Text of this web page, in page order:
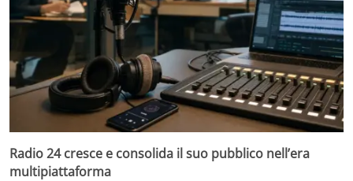
Radio 24 cresce e consolida il suo pubblico nell’era
multipiattaforma